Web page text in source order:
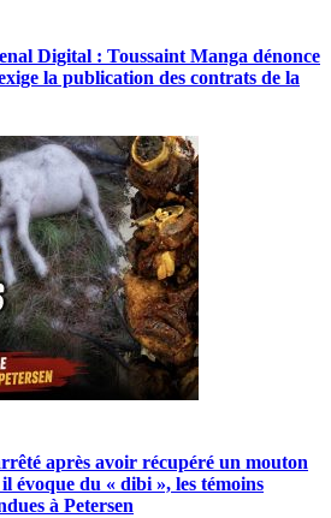
Digital : Toussaint Manga dénonce
la publication des contrats de la
après avoir récupéré un mouton
évoque du « dibi », les témoins
à Petersen